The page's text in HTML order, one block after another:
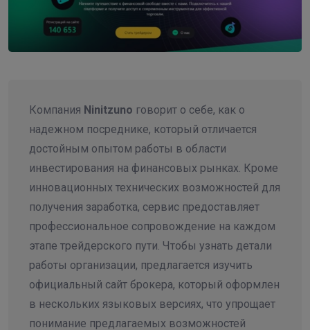
Компания Ninitzuno говорит о себе, как о
надежном посреднике, который отличается
достойным опытом работы в области
инвестирования на финансовых рынках. Кроме
инновационных технических возможностей для
получения заработка, сервис предоставляет
профессиональное сопровождение на каждом
этапе трейдерского пути. Чтобы узнать детали
работы организации, предлагается изучить
официальный сайт брокера, который оформлен
в нескольких языковых версиях, что упрощает
понимание предлагаемых возможностей